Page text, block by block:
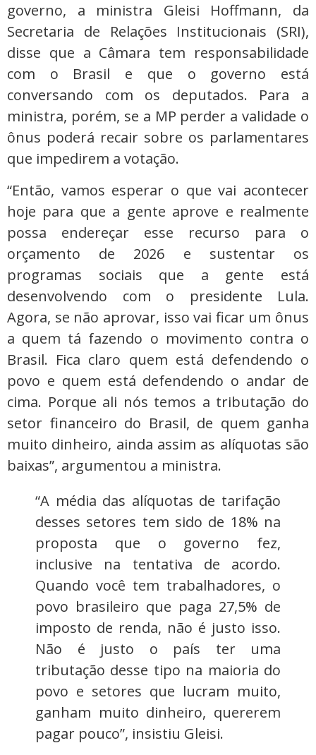
governo, a ministra Gleisi Hoffmann, da
Secretaria de Relações Institucionais (SRI),
disse que a Câmara tem responsabilidade
com o Brasil e que o governo está
conversando com os deputados. Para a
ministra, porém, se a MP perder a validade o
ônus poderá recair sobre os parlamentares
que impedirem a votação.
“Então, vamos esperar o que vai acontecer
hoje para que a gente aprove e realmente
possa endereçar esse recurso para o
orçamento de 2026 e sustentar os
programas sociais que a gente está
desenvolvendo com o presidente Lula.
Agora, se não aprovar, isso vai ficar um ônus
a quem tá fazendo o movimento contra o
Brasil. Fica claro quem está defendendo o
povo e quem está defendendo o andar de
cima. Porque ali nós temos a tributação do
setor financeiro do Brasil, de quem ganha
muito dinheiro, ainda assim as alíquotas são
baixas”, argumentou a ministra.
“A média das alíquotas de tarifação
desses setores tem sido de 18% na
proposta que o governo fez,
inclusive na tentativa de acordo.
Quando você tem trabalhadores, o
povo brasileiro que paga 27,5% de
imposto de renda, não é justo isso.
Não é justo o país ter uma
tributação desse tipo na maioria do
povo e setores que lucram muito,
ganham muito dinheiro, quererem
pagar pouco”, insistiu Gleisi.